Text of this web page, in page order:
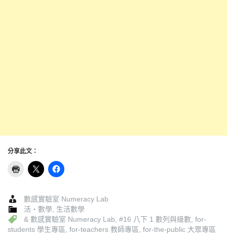
分享此文：
數感實驗室 Numeracy Lab
活‧數學 生活數學
& 數感實驗室 Numeracy Lab #16 八下 1 數列與級數 for-
students 學生專區 for-teachers 教師專區 for-the-public 大眾專區